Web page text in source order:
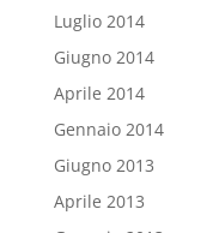
Luglio 2014
Giugno 2014
Aprile 2014
Gennaio 2014
Giugno 2013
Aprile 2013